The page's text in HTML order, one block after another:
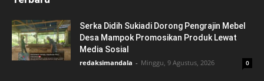
Serka Didih Sukiadi Dorong Pengrajin Mebel
Desa Mampok Promosikan Produk Lewat
Media Sosial
redaksimandala - Minggu, 9 Agustus, 2026 0